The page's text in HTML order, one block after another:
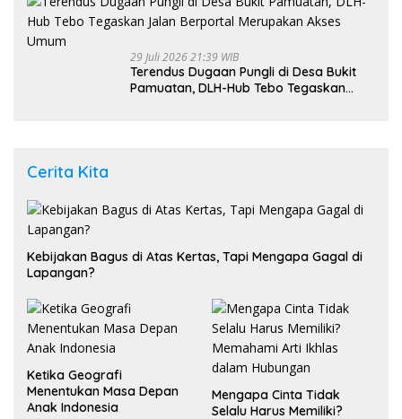
29 Juli 2026 21:39 WIB
Terendus Dugaan Pungli di Desa Bukit
Pamuatan, DLH-Hub Tebo Tegaskan
Cerita Kita
Kebijakan Bagus di Atas Kertas, Tapi Mengapa Gagal di
Lapangan?
Ketika Geografi
Menentukan Masa Depan
Anak Indonesia
Mengapa Cinta Tidak
Selalu Harus Memiliki?